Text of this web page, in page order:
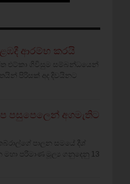
ආරම්භ කරයි
එට්කා ගිවිසුම සම්බන්ධයෙන්
පිරිසක් අද දිවයිනට
පසුපෙලෙන් අගමැතිට
පාලන සමයේ දීශ්‍
මහා පරිමාණ මූල්‍ය ගනුදෙනු 13